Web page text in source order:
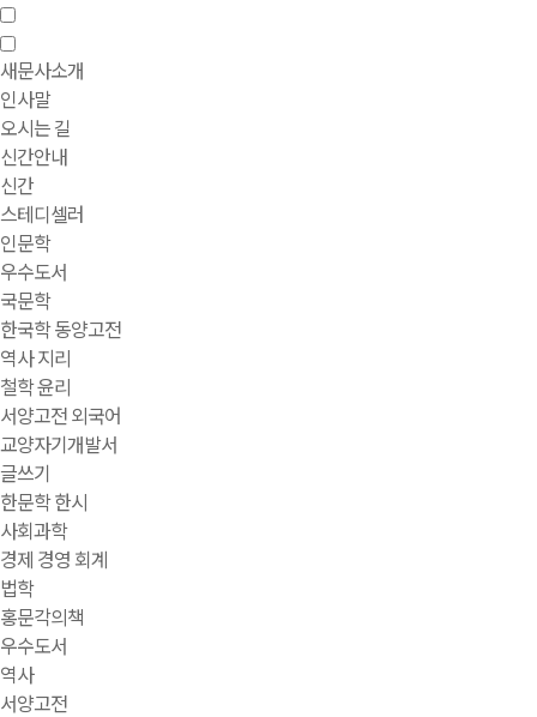
새문사소개
인사말
오시는 길
신간안내
신간
스테디셀러
인문학
우수도서
국문학
한국학 동양고전
역사 지리
철학 윤리
서양고전 외국어
교양자기개발서
글쓰기
한문학 한시
사회과학
경제 경영 회계
법학
홍문각의책
우수도서
역사
서양고전